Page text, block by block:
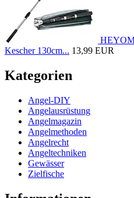
Kescher 130cm... 13,99 EUR
Kategorien
Angel-DIY
Angelausrüstung
Angelmagazin
Angelmethoden
Angelrecht
Angeltechniken
Gewässer
Zielfische